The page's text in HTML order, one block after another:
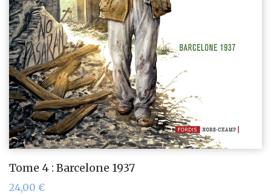
Tome 4 : Barcelone 1937
24,00 €